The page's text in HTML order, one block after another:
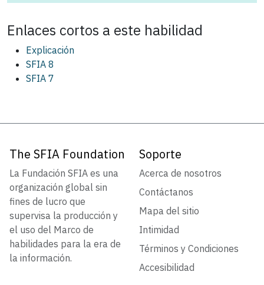
Enlaces cortos a este habilidad
Explicación
SFIA 8
SFIA 7
The SFIA Foundation
La Fundación SFIA es una
organización global sin
fines de lucro que
supervisa la producción y
el uso del Marco de
habilidades para la era de
la información.
Soporte
Acerca de nosotros
Contáctanos
Mapa del sitio
Intimidad
Términos y Condiciones
Accesibilidad